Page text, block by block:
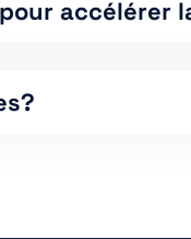
accélérer